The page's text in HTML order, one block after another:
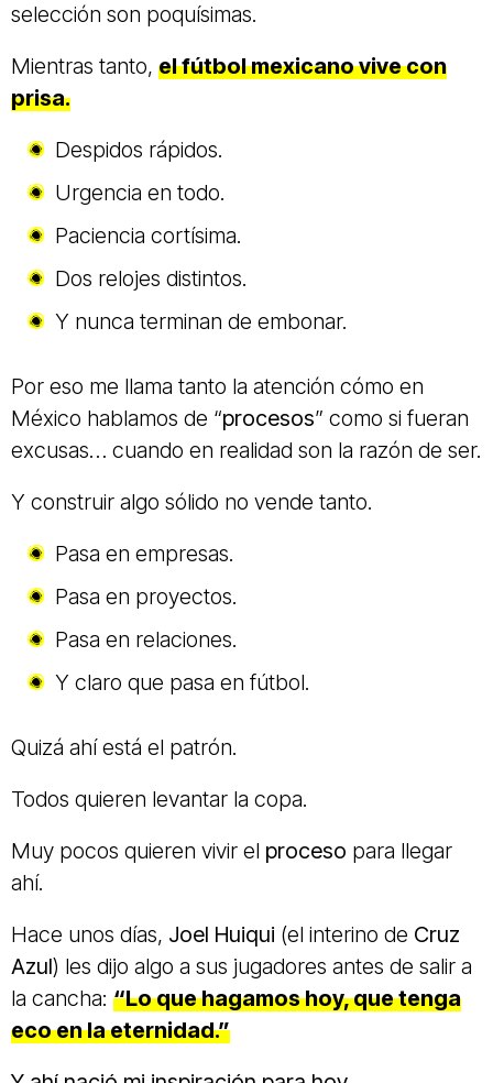
selección son poquísimas.
Mientras tanto, elfútbol mexicanovive con
prisa.
Despidos rápidos.
Urgencia en todo.
Paciencia cortísima.
Dos relojes distintos.
Y nunca terminan de embonar.
Por eso me llama tanto la atención cómo en
México hablamos de “procesos” como si fueran
excusas… cuando en realidad son la razón de ser.
Y construir algo sólido no vende tanto.
Pasa en empresas.
Pasa en proyectos.
Pasa en relaciones.
Y claro que pasa en fútbol.
Quizá ahí está el patrón.
Todos quieren levantar la copa.
Muy pocos quieren vivir el proceso para llegar
ahí.
Hace unos días, Joel Huiqui (el interino de Cruz
Azul) les dijo algo a sus jugadores antes de salir a
la cancha: “Lo que hagamos hoy, que tenga
eco en la eternidad.”